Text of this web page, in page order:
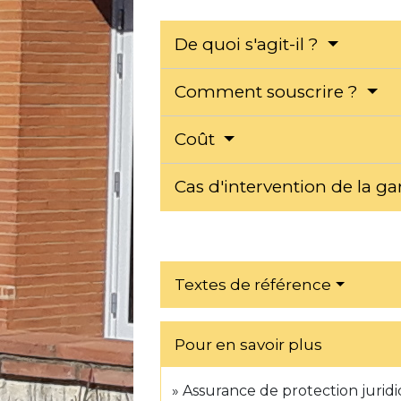
De quoi s'agit-il ?
Comment souscrire ?
Coût
Cas d'intervention de la
Textes de référence
Pour en savoir plus
Assurance de protection